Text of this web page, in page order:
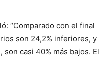
“Comparado con el final
son 24,2% inferiores, y
son casi 40% más bajos. El